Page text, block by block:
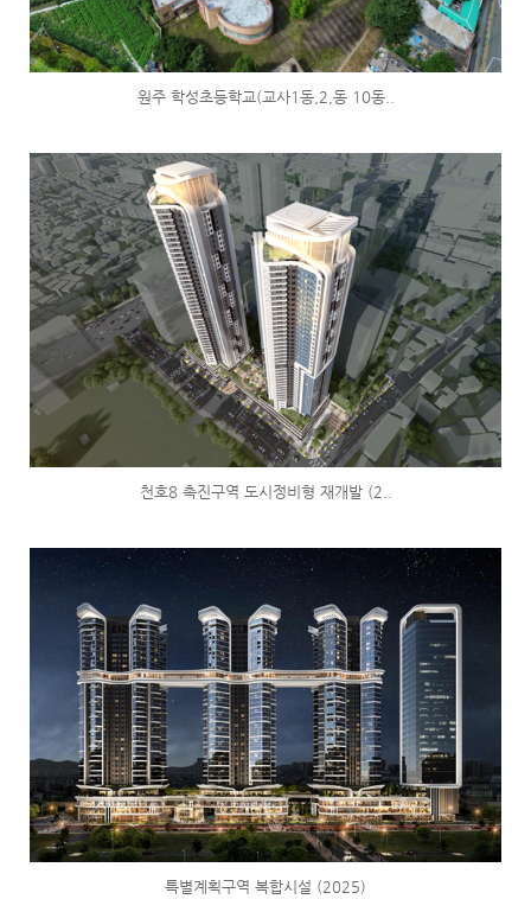
원주 학성초등학교(교사1동,2,동 10동..
천호8 촉진구역 도시정비형 재개발 (2..
특별계획구역 복합시설 (2025)